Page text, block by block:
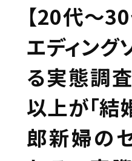
【20代～
エディング
る実態調
以上が「
郎新婦の